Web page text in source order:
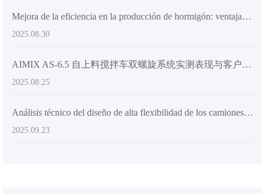
Mejora de la eficiencia en la producción de hormigón: ventajas de los camiones mezcladores con carga superior en proyectos de infraestructura
2025.08.30
AIMIX AS-6.5 自上料搅拌车双螺旋系统实测表现与客户反馈汇总
2025.08.25
Análisis técnico del diseño de alta flexibilidad de los camiones mezcladores para mejorar la eficiencia de la colocación de hormigón
2025.09.23